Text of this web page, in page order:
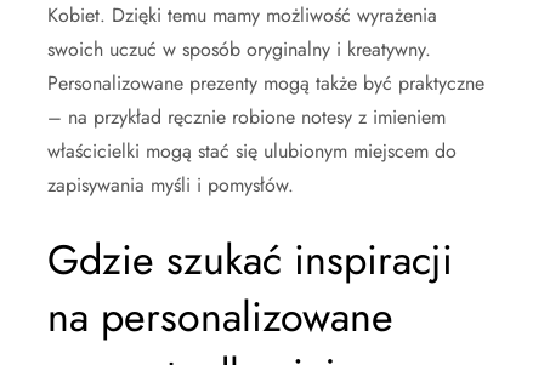
Kobiet. Dzięki temu mamy możliwość wyrażenia
swoich uczuć w sposób oryginalny i kreatywny.
Personalizowane prezenty mogą także być praktyczne
– na przykład ręcznie robione notesy z imieniem
właścicielki mogą stać się ulubionym miejscem do
zapisywania myśli i pomysłów.
Gdzie szukać inspiracji
na personalizowane